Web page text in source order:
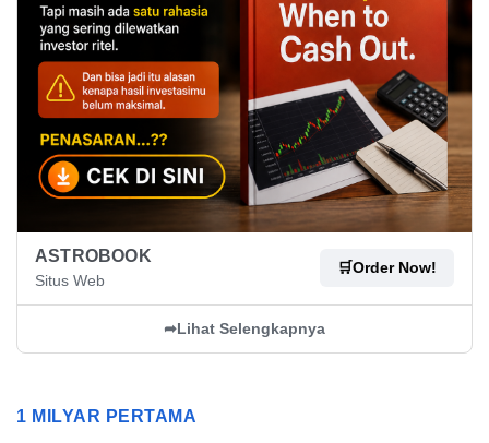
ASTROBOOK
Situs Web
🛒Order Now!
➦Lihat Selengkapnya
1 MILYAR PERTAMA